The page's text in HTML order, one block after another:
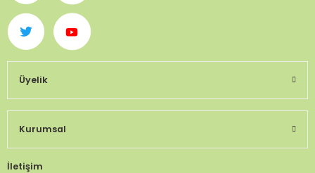
Üyelik
Kurumsal
İletişim